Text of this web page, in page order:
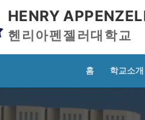
HENRY
헨리아펜젤러대학교
홈 학교소개